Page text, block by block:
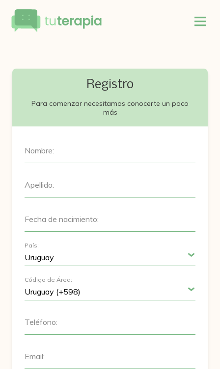
Registro
Para comenzar necesitamos conocerte un poco
más
Nombre:
Apellido:
Fecha de nacimiento:
País:
Código de Área:
Teléfono:
Email: